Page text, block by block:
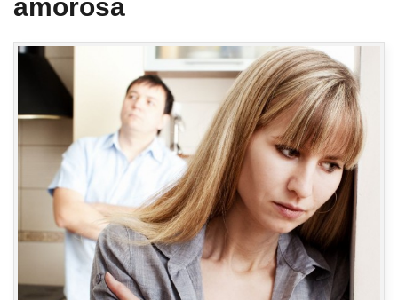
amorosa